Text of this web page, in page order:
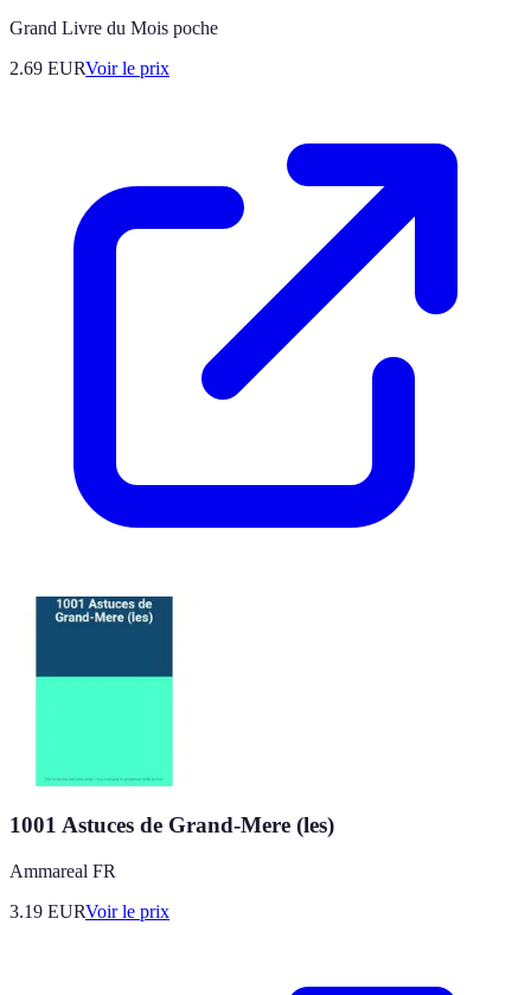
Grand Livre du Mois poche
2.69 EURVoir le prix
1001 Astuces de Grand-Mere (les)
Ammareal FR
3.19 EURVoir le prix